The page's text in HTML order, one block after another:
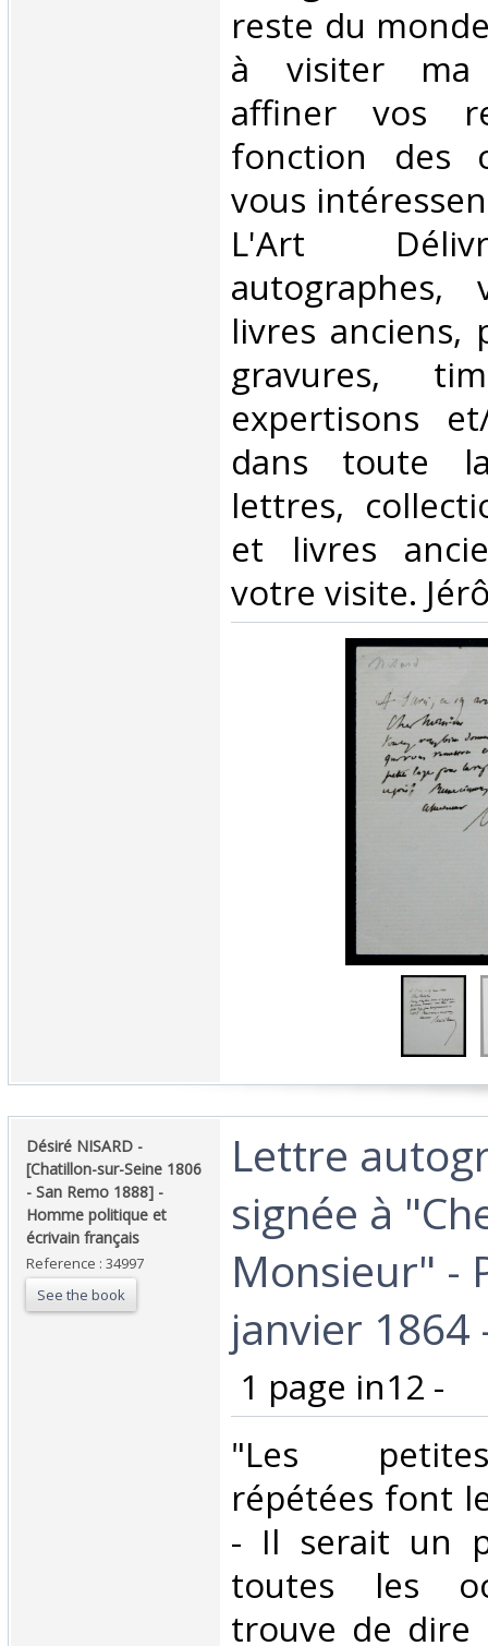
reste du
à visiter ma
affiner vos
fonction des
vous
L'Art
autographes,
livres anciens,
gravures,
expertisons
dans toute
lettres,
et livres
votre visite.
‎Désiré NISARD -
[Chatillon-sur-Seine 1806
- San Remo 1888] -
Homme politique et
écrivain français‎
Reference : 34997
See the book
‎Lettre
signée à
Monsieur" -
janvier 1864
‎ 1 page in12 - ‎
‎"Les
répétées font
- Il serait un
toutes les
trouve de